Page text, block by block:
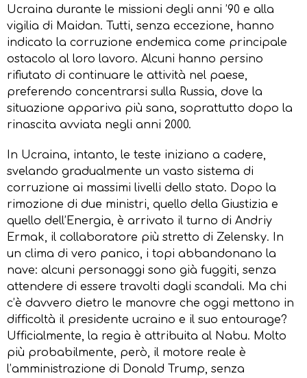
Ucraina durante le missioni degli anni ’90 e alla
vigilia di Maidan. Tutti, senza eccezione, hanno
indicato la corruzione endemica come principale
ostacolo al loro lavoro. Alcuni hanno persino
rifiutato di continuare le attività nel paese,
preferendo concentrarsi sulla Russia, dove la
situazione appariva più sana, soprattutto dopo la
rinascita avviata negli anni 2000.
In Ucraina, intanto, le teste iniziano a cadere,
svelando gradualmente un vasto sistema di
corruzione ai massimi livelli dello stato. Dopo la
rimozione di due ministri, quello della Giustizia e
quello dell’Energia, è arrivato il turno di Andriy
Ermak, il collaboratore più stretto di Zelensky. In
un clima di vero panico, i topi abbandonano la
nave: alcuni personaggi sono già fuggiti, senza
attendere di essere travolti dagli scandali. Ma chi
c’è davvero dietro le manovre che oggi mettono in
difficoltà il presidente ucraino e il suo entourage?
Ufficialmente, la regia è attribuita al Nabu. Molto
più probabilmente, però, il motore reale è
l’amministrazione di Donald Trump, senza